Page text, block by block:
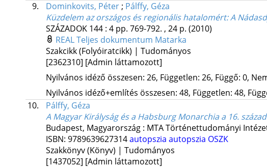
9.
Dominkovits, Péter; Pálffy, Géza
Küzdelem az országos és regionális hatalomért: A
SZÁZADOK 144: 4 pp. 769-792. , 24 p. (2010)
REALTeljes dokumentum Matarka
Szakcikk (Folyóiratcikk) | Tudományos
[2362310] [Admin láttamozott]
Nyilvános idéző összesen: 26, Független: 26, Függő: 0,
Nyilvános idéző+említés összesen: 48, Független: 48,
10.
Pálffy, Géza
A Magyar Királyság és a Habsburg Monarchia a 16.
Budapest, Magyarország : MTA Történettudományi
ISBN: 9789639627314autopszia autopszia OSZK
Szakkönyv (Könyv) | Tudományos
[1437052] [Admin láttamozott]